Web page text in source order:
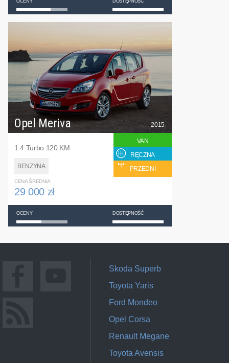
Opel Meriva
1.4 Turbo 120 KM
BENZYNA
2015
VAN
RĘCZNA
PRZEDNI
CENA ŚREDNIA
29 000 zł
OCENY DOSTĘPNOŚĆ
Skoda Superb
Toyota Yaris
Ford Mondeo
Opel Corsa
Renault Megane
Toyota Avensis